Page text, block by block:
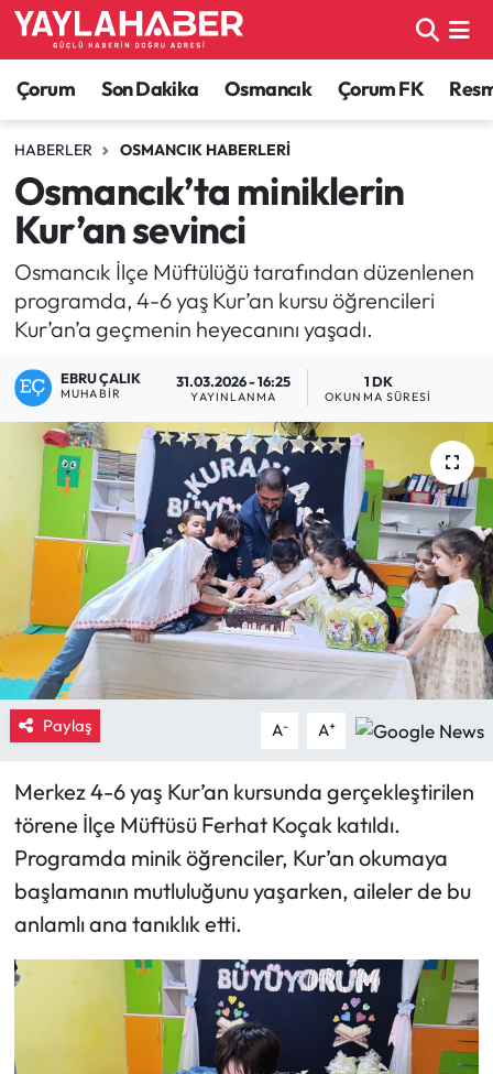
Çorum Son Dakika Osmancık Çorum FK
HABERLER OSMANCIK HABERLERI
Osmancık’ta miniklerin
Kur’an sevinci
Osmancık İlçe Müftülüğü tarafından düzenlenen
programda, 4-6 yaş Kur’an kursu öğrencileri
Kur’an’a geçmenin heyecanını yaşadı.
EBRU ÇALIK
MUHABIR
31.03.2026 - 16:25
YAYINLANMA
1 DK
OKUNMA SÜRESI
Paylaş A- A+
Merkez 4-6 yaş Kur’an kursunda gerçekleştirilen
törene İlçe Müftüsü Ferhat Koçak katıldı.
Programda minik öğrenciler, Kur’an okumaya
başlamanın mutluluğunu yaşarken, aileler de bu
anlamlı ana tanıklık etti.
Alaca Haberleri
Bayat Haberleri
Bilgi - Keşfet Haberleri
Bilim ve Teknoloji
Boğazkale Haberleri
Çorum Son Dakika Haberleri
Dodurga Haberleri
Eğitim
Ekonomi
Güncel
İskilip Haberleri
Kimdir?
Kültür Sanat
Laçin Haberleri
Magazin
Mecitözü Haberleri
Çorum Nöbetçi Eczaneler
Çorum Hava Durumu
Çorum Namaz Vakitleri
Çorum Trafik Yoğunluk Haritası
TFF 1.Lig Puan Durumu ve Fikstür
Son Dakika Haberleri
Haber Arşivi